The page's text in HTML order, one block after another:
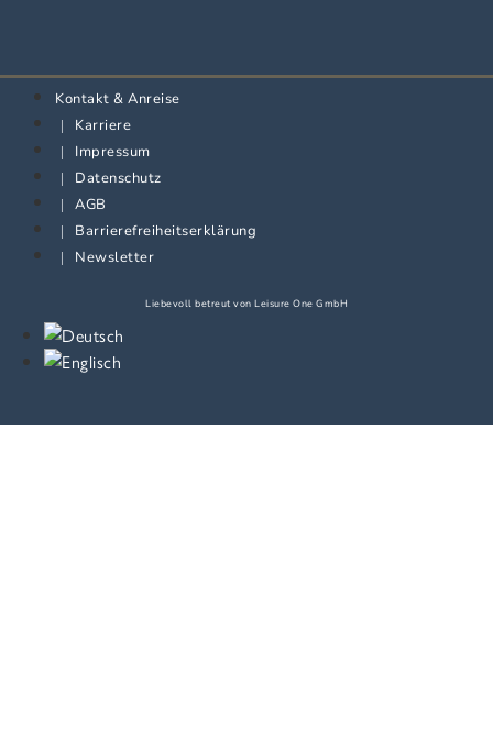
Kontakt & Anreise
Karriere
Impressum
Datenschutz
AGB
Barrierefreiheitserklärung
Newsletter
Liebevoll betreut von Leisure One GmbH